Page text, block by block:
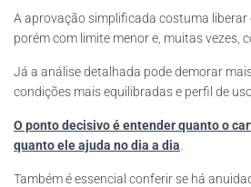
A aprovação simplificada costuma liberar
porém com limite menor e, muitas vezes,
Já a análise detalhada pode demorar
condições mais equilibradas e perfil de
O ponto decisivo é entender quanto o
quanto ele ajuda no dia a dia
Também é essencial conferir se há